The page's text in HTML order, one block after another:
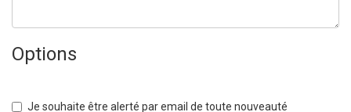
Options
Je souhaite être alerté par email de toute nouveauté